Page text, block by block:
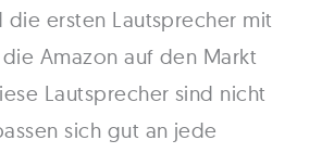
die ersten Lautsprecher mit
Amazon auf den Markt
Lautsprecher sind nicht
sich gut an jede